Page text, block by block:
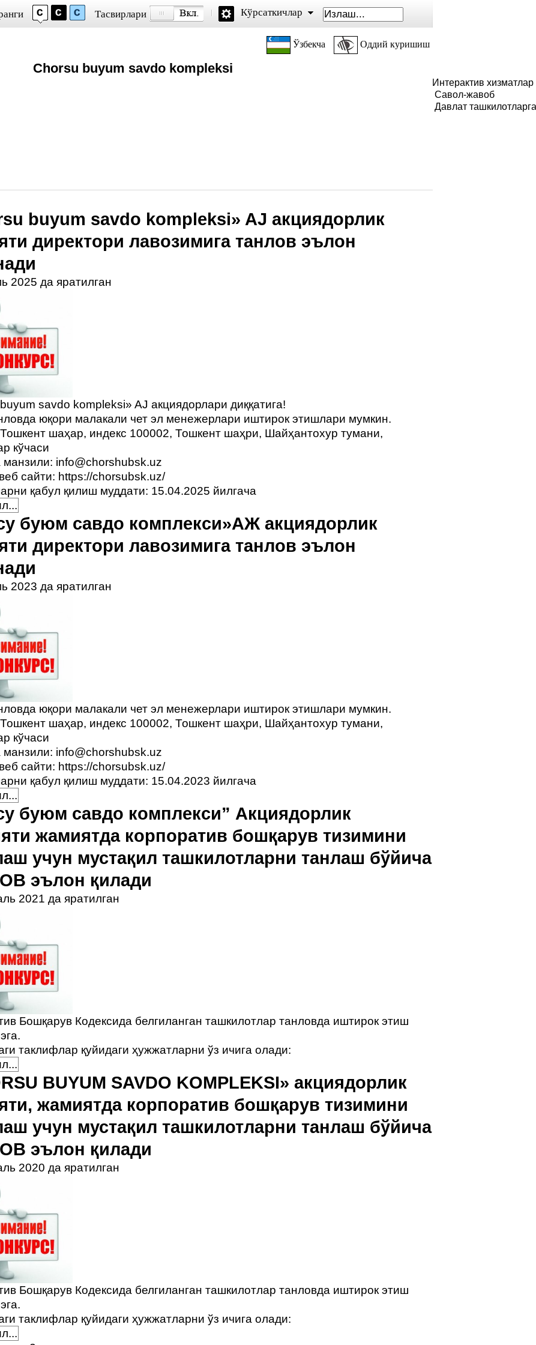
Тасвирлари Кўрсаткичлар
Ўзбекча Оддий куришиш
Chorsu buyum savdo kompleksi
Интерактив хизматлар
Савол-жавоб
Давлат
buyum savdo komplеksi» AJ акциядорлик
директори лавозимига танлов эълон
2025 да яратилган
savdo komplеksi» AJ акциядорлари диққатига!
юқори малакали чет эл менежерлари иштирок этишлари мумкин.
шаҳар, индекс 100002, Тошкент шаҳри, Шайҳантохур тумани,
кўчаси
манзили: info@chorshubsk.uz
сайти: https://chorsubsk.uz/
қабул қилиш муддати: 15.04.2025 йилгача
буюм савдо комплекси»АЖ акциядорлик
директори лавозимига танлов эълон
2023 да яратилган
юқори малакали чет эл менежерлари иштирок этишлари мумкин.
шаҳар, индекс 100002, Тошкент шаҳри, Шайҳантохур тумани,
кўчаси
манзили: info@chorshubsk.uz
сайти: https://chorsubsk.uz/
қабул қилиш муддати: 15.04.2023 йилгача
буюм савдо комплекси” Акциядорлик
жамиятда корпоратив бошқарув тизимини
учун мустақил ташкилотларни танлаш бўйича
эълон қилади
2021 да яратилган
Бошқарув Кодексида белгиланган ташкилотлар танловда иштирок этиш
таклифлар қуйидаги ҳужжатларни ўз ичига олади:
BUYUM SAVDO KOMPLEKSI» акциядорлик
жамиятда корпоратив бошқарув тизимини
учун мустақил ташкилотларни танлаш бўйича
эълон қилади
2020 да яратилган
Бошқарув Кодексида белгиланган ташкилотлар танловда иштирок этиш
таклифлар қуйидаги ҳужжатларни ўз ичига олади: